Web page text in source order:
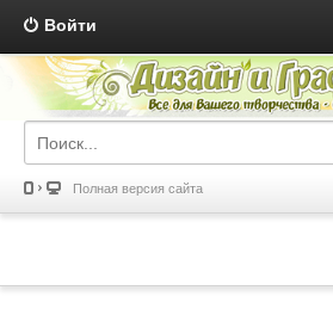
Войти
Полная версия сайта